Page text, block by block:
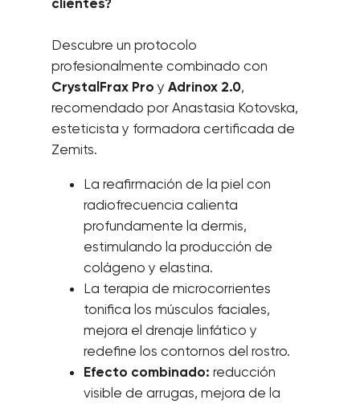
Descubre un protocolo
profesionalmente combinado con
CrystalFrax Pro y Adrinox 2.0,
recomendado por Anastasia Kotovska,
esteticista y formadora certificada de
Zemits.
La reafirmación de la piel con
radiofrecuencia calienta
profundamente la dermis,
estimulando la producción de
colágeno y elastina.
La terapia de microcorrientes
tonifica los músculos faciales,
mejora el drenaje linfático y
redefine los contornos del rostro.
Efecto combinado: reducción
visible de arrugas, mejora de la